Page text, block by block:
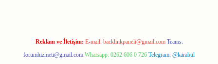
Reklam ve İletişim: E-mail: backlinkpaneli@gmail.com Teams:
forumhizmeti@gmail.com Whatsapp: 0262 606 0 726 Telegram: @karabul